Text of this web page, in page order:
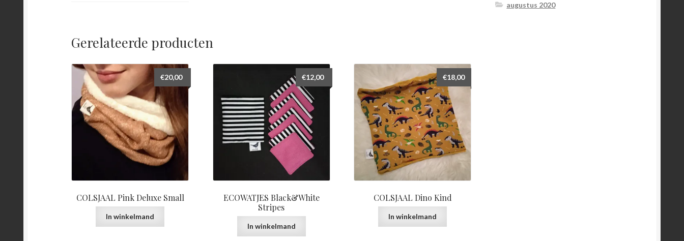
Gerelateerde producten
COLSJAAL Pink Deluxe Small
€20,00
In winkelmand
ECOWATJES Black&White
Stripes
€12,00
In winkelmand
COLSJAAL Dino Kind
€18,00
In winkelmand
augustus 2020